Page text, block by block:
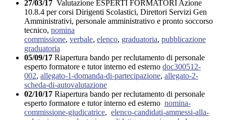
27/03/17 Valutazione ESPERTI FORMATORI Azione
10.8.4 per corsi Dirigenti Scolastici, Direttori Servizi Gen
Amministrativi, personale amministrativo e pronto soccorso
tecnico, nomina
commissione, verbale, elenco, graduatoria, pubblicazione
graduatoria
05/09/17 Riapertura bando per reclutamento di personale
esperto formatore e tutor interno ed esterno doc300512-
002, allegato-1-domanda-di-partecipazione, allegato-2-
scheda-di-autovalutazione
02/10/17 Riapertura bando per reclutamento di personale
esperto formatore e tutor interno ed esterno nomina-
commissione-giudicatrice, elenco-candidati-ammessi-alla-